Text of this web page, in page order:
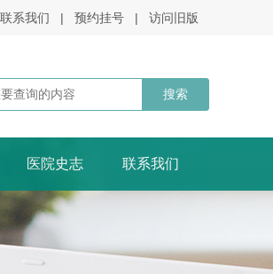
联系我们 | 预约挂号 | 访问旧版
医院史志 联系我们